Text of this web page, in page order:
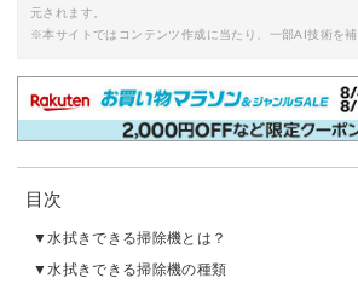
元されます。
※本サイトではコンテンツ作成に当たり、一部AI技術を補
目次
水拭きできる掃除機とは？
水拭きできる掃除機の種類